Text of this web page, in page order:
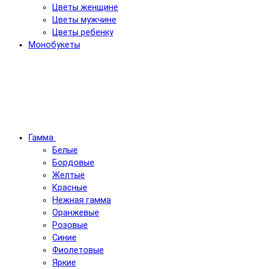
Цветы женщине
Цветы мужчине
Цветы ребенку
Монобукеты
Гамма
Белые
Бордовые
Желтые
Красные
Нежная гамма
Оранжевые
Розовые
Синие
Фиолетовые
Яркие